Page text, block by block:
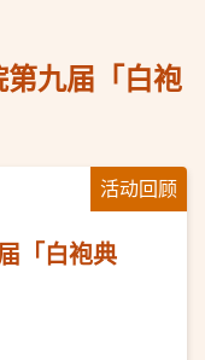
九届「白袍
活动回顾
「白袍典